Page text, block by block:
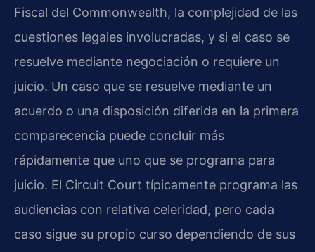
Fiscal del Commonwealth, la complejidad de las
cuestiones legales involucradas, y si el caso se
resuelve mediante negociación o requiere un
juicio. Un caso que se resuelve mediante un
acuerdo o una disposición diferida en la primera
comparecencia puede concluir más
rápidamente que uno que se programa para
juicio. El Circuit Court típicamente programa las
audiencias con relativa celeridad, pero cada
caso sigue su propio curso dependiendo de sus